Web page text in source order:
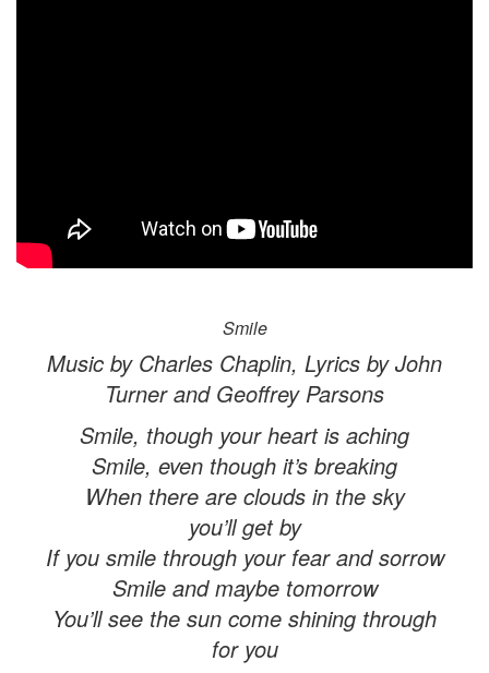
Smile
Music by Charles Chaplin, Lyrics by John
Turner and Geoffrey Parsons
Smile, though your heart is aching
Smile, even though it’s breaking
When there are clouds in the sky
you’ll get by
If you smile through your fear and sorrow
Smile and maybe tomorrow
You’ll see the sun come shining through
for you